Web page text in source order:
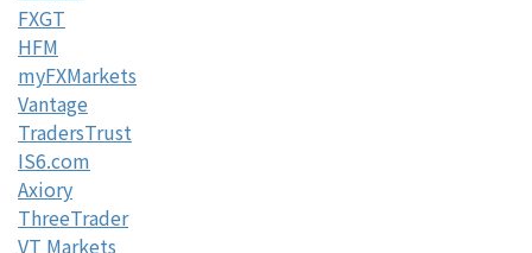
FXGT
HFM
myFXMarkets
Vantage
TradersTrust
IS6.com
Axiory
ThreeTrader
VT Markets